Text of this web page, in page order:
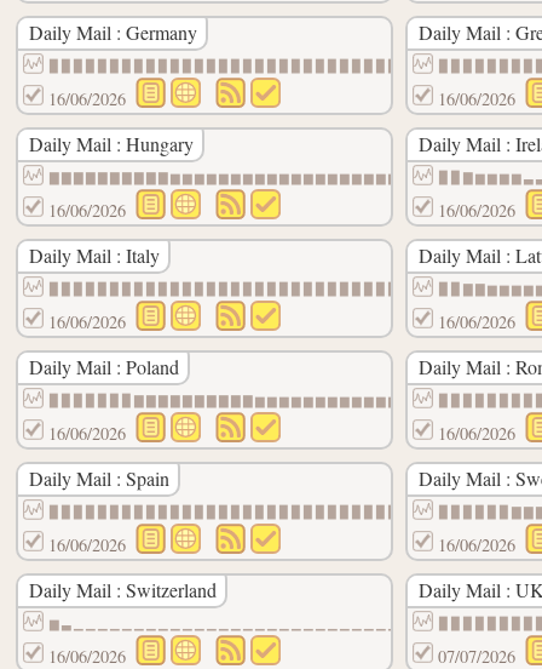
Daily Mail : Germany
16/06/2026
Daily Mail :
16/06/2026
Daily Mail : Hungary
16/06/2026
Daily Mail :
16/06/2026
Daily Mail : Italy
16/06/2026
Daily Mail :
16/06/2026
Daily Mail : Poland
16/06/2026
Daily Mail :
16/06/2026
Daily Mail : Spain
16/06/2026
Daily Mail :
16/06/2026
Daily Mail : Switzerland
16/06/2026
Daily Mail :
07/07/2026